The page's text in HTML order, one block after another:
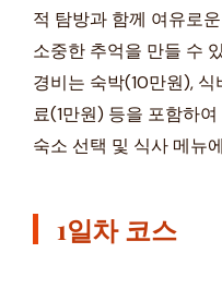
적 탐방과 함께 여유로
소중한 추억을 만들 수
경비는 숙박(10만원),
료(1만원) 등을 포함하
숙소 선택 및 식사 메뉴
1일차 코스